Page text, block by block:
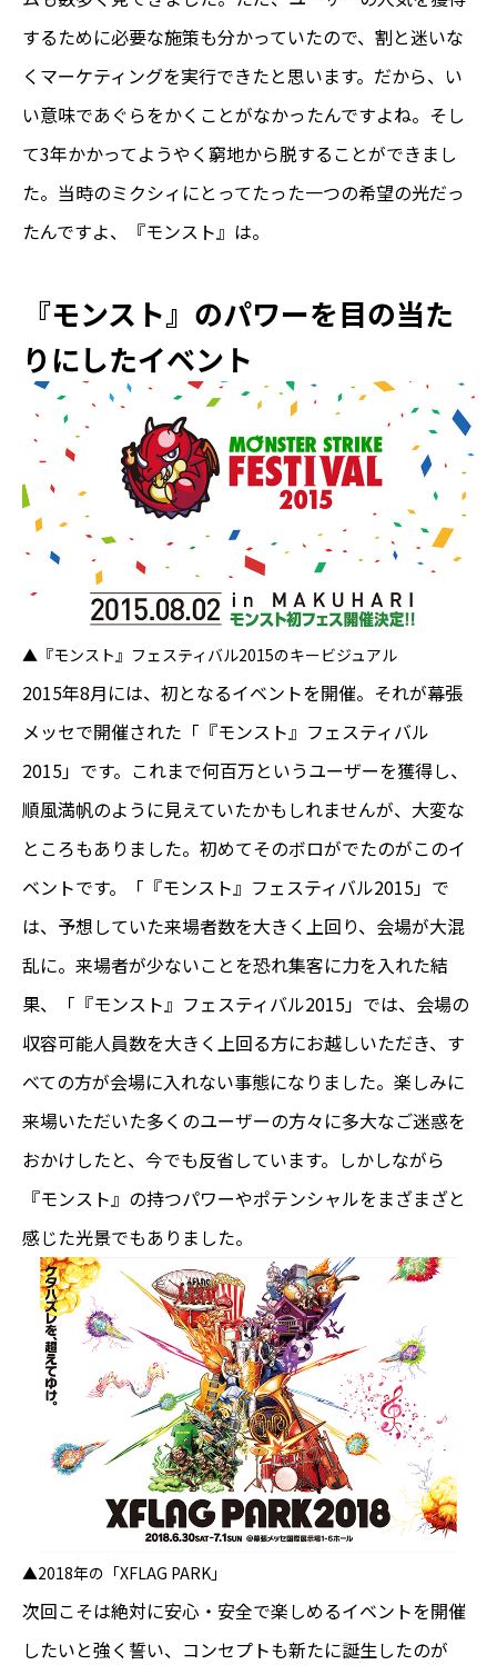
するために必要な施策も分かっていたので、割と迷いな
くマーケティングを実行できたと思います。だから、い
い意味であぐらをかくことがなかったんですよね。そし
て3年かかってようやく窮地から脱することができまし
た。当時のミクシィにとってたった一つの希望の光だっ
たんですよ、『モンスト』は。
『モンスト』のパワーを目の当た
りにしたイベント
▲ 『モンスト』フェスティバル2015のキービジュアル
2015年8月には、初となるイベントを開催。それが幕張
メッセで開催された「『モンスト』フェスティバル
2015」です。これまで何百万というユーザーを獲得し、
順風満帆のように見えていたかもしれませんが、大変な
ところもありました。初めてそのボロがでたのがこのイ
ベントです。「『モンスト』フェスティバル2015」で
は、予想していた来場者数を大きく上回り、会場が大混
乱に。来場者が少ないことを恐れ集客に力を入れた結
果、「『モンスト』フェスティバル2015」では、会場の
収容可能人員数を大きく上回る方にお越しいただき、す
べての方が会場に入れない事態になりました。 楽しみに
来場いただいた多くのユーザーの方々に多大なご迷惑を
おかけしたと、今でも反省しています。しかしながら
『モンスト』の持つパワーやポテンシャルをまざまざと
感じた光景でもありました。
▲2018年の 「XFLAG PARK」
次回こそは絶対に安心・安全で楽しめるイベントを開催
したいと強く誓い、コンセプトも新たに誕生したのが